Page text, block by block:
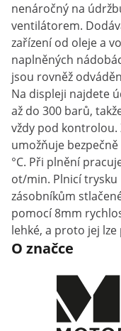
nenáročný na
ventilátorem.
zařízení od oleje a
naplněných
jsou rovněž
Na displeji najdete
až do 300 barů,
vždy pod kontrolou.
umožňuje
°C. Při plnění
ot/min. Plnicí
zásobníkům
pomocí 8mm
lehké, a proto jej
O značce